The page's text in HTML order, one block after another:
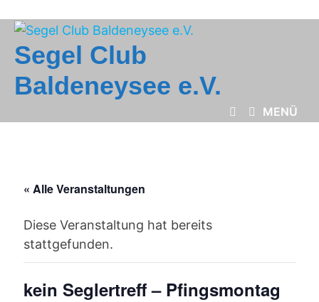
Inhalt
springen
Segel Club
Baldeneysee e.V.
MENÜ
« Alle Veranstaltungen
Diese Veranstaltung hat bereits
stattgefunden.
kein Seglertreff – Pfingsmontag